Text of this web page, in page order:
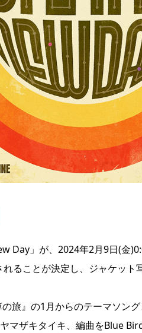
Day」が、2024年2月9日(金
ることが決定し、ジャケット
旅』の1月からのテーマソン
マザキタイキ、編曲をBlue